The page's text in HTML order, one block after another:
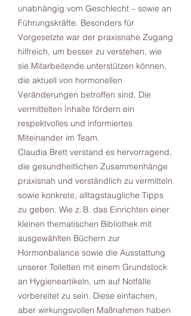
unabhängig vom Geschlecht – sowie an
Führungskräfte. Besonders für
Vorgesetzte war der praxisnahe Zugang
hilfreich, um besser zu verstehen, wie
sie Mitarbeitende unterstützen können,
die aktuell von hormonellen
Veränderungen betroffen sind. Die
vermittelten Inhalte fördern ein
respektvolles und informiertes
Miteinander im Team.
Claudia Brett verstand es hervorragend,
die gesundheitlichen Zusammenhänge
praxisnah und verständlich zu vermitteln
sowie konkrete, alltagstaugliche Tipps
zu geben. Wie z. B. das Einrichten einer
kleinen thematischen Bibliothek mit
ausgewählten Büchern zur
Hormonbalance sowie die Ausstattung
unserer Toiletten mit einem Grundstock
an Hygieneartikeln, um auf Notfälle
vorbereitet zu sein. Diese einfachen,
aber wirkungsvollen Maßnahmen haben